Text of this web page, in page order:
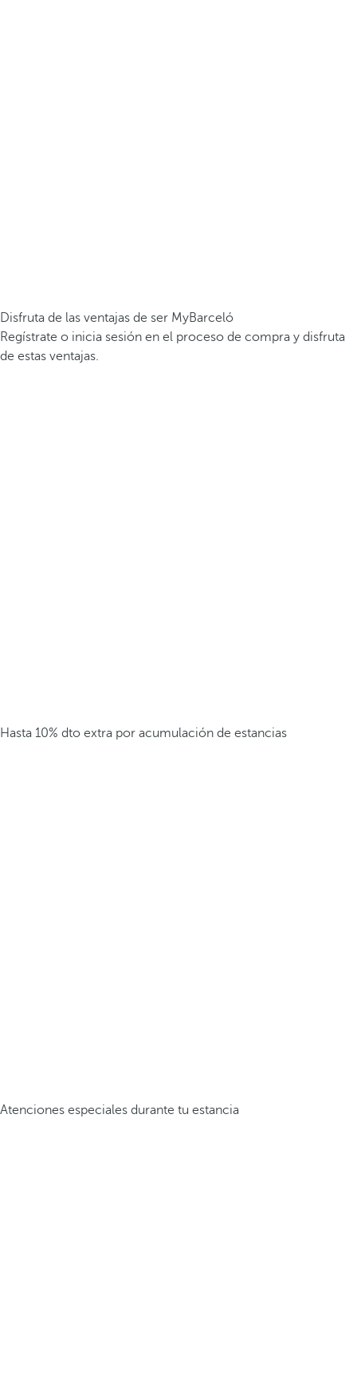
Disfruta de las ventajas de ser MyBarceló
Regístrate o inicia sesión en el proceso de compra y disfruta
de estas ventajas.
Hasta 10% dto extra por acumulación de estancias
Atenciones especiales durante tu estancia